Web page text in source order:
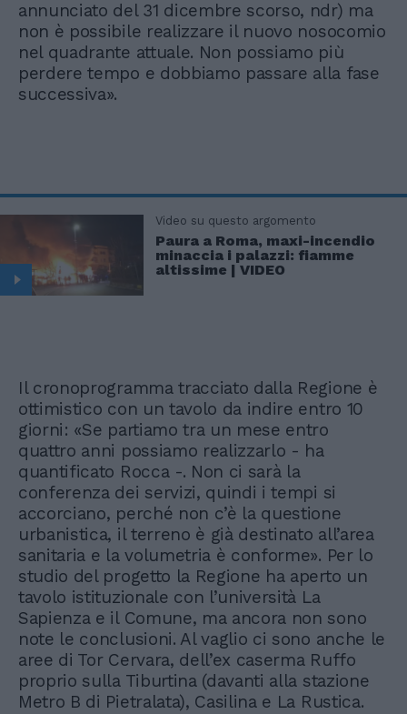
annunciato del 31 dicembre scorso, ndr) ma
non è possibile realizzare il nuovo nosocomio
nel quadrante attuale. Non possiamo più
perdere tempo e dobbiamo passare alla fase
successiva».
Video su questo argomento
Paura a Roma, maxi-incendio
minaccia i palazzi: fiamme
altissime | VIDEO
Il cronoprogramma tracciato dalla Regione è
ottimistico con un tavolo da indire entro 10
giorni: «Se partiamo tra un mese entro
quattro anni possiamo realizzarlo - ha
quantificato Rocca -. Non ci sarà la
conferenza dei servizi, quindi i tempi si
accorciano, perché non c’è la questione
urbanistica, il terreno è già destinato all’area
sanitaria e la volumetria è conforme». Per lo
studio del progetto la Regione ha aperto un
tavolo istituzionale con l’università La
Sapienza e il Comune, ma ancora non sono
note le conclusioni. Al vaglio ci sono anche le
aree di Tor Cervara, dell’ex caserma Ruffo
proprio sulla Tiburtina (davanti alla stazione
Metro B di Pietralata), Casilina e La Rustica.